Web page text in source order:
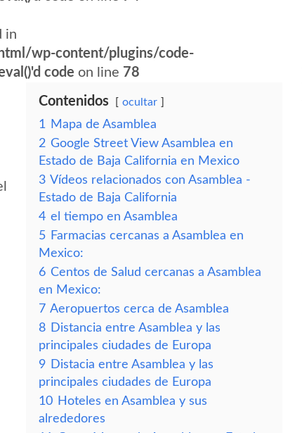
in
wp-content/plugins/code-
code on line 78
Contenidos ocultar
1
Mapa de Asamblea
2 Google Street View Asamblea en
Estado de Baja California en Mexico
3 Vídeos relacionados con Asamblea -
Estado de Baja California
4 el tiempo en Asamblea
5 Farmacias cercanas a Asamblea en
Mexico:
6 Centos de Salud cercanas a Asamblea
en Mexico:
7 Aeropuertos cerca de Asamblea
8 Distancia entre Asamblea y las
principales ciudades de Europa
9 Distacia entre Asamblea y las
principales ciudades de Europa
10 Hoteles en Asamblea y sus
alrededores